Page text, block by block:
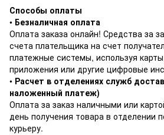
Способы оплаты
• Безналичная оплата
Оплата заказа онлайн! Средства за
счета плательщика на счет
платежные системы, используя
приложения или другие цифровые
• Расчет в отделениях служб
наложенный платеж)
Оплата за заказ наличными или
день получения товара в отделении
курьеру.